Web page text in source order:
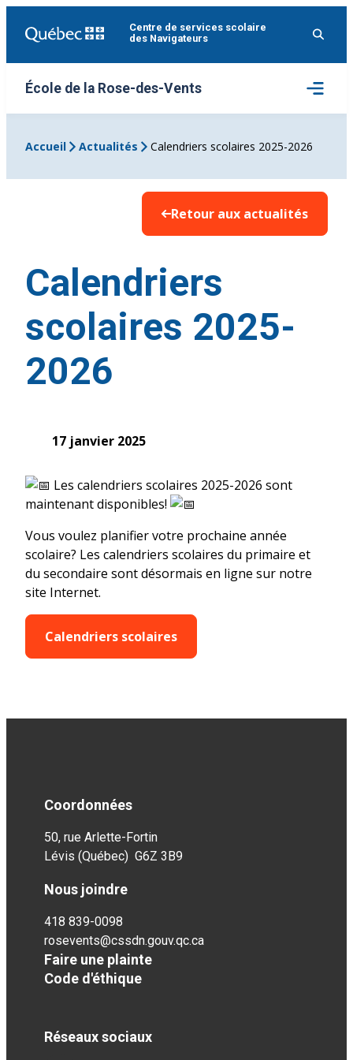
Centre de services scolaire
des Navigateurs
École de la Rose-des-Vents
Ouvrir
le
menu
Accueil
Actualités Calendriers scolaires 2025-2026
Retour aux actualités
Calendriers
scolaires 2025-
2026
17 janvier 2025
Les calendriers scolaires 2025-2026 sont
maintenant disponibles!
Vous voulez planifier votre prochaine année
scolaire? Les calendriers scolaires du primaire et
du secondaire sont désormais en ligne sur notre
site Internet.
Calendriers scolaires
Coordonnées
50, rue Arlette-Fortin
Lévis (Québec) G6Z 3B9
Nous joindre
418 839-0098
rosevents@cssdn.gouv.qc.ca
Faire une plainte
Code d'éthique
Réseaux sociaux